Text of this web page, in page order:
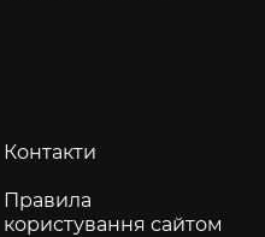
Контакти
Правила
користування сайтом